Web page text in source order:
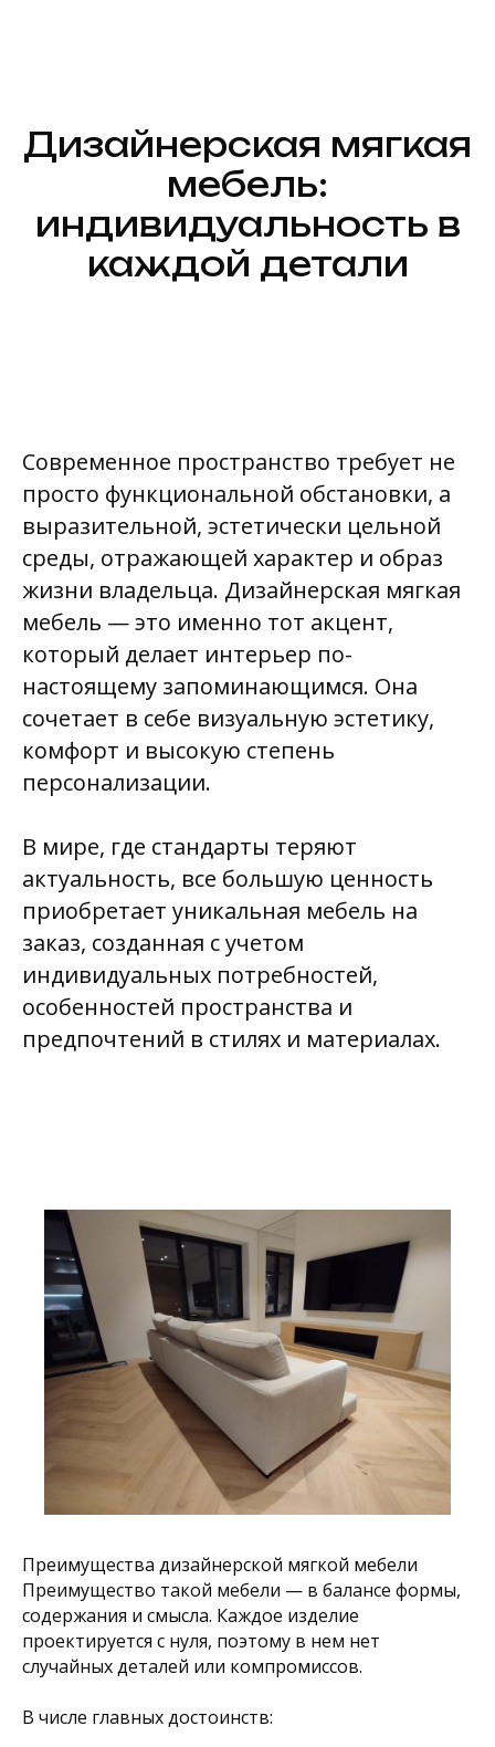
Покупателю
Дизайнерам
Дизайнерская мягкая
мебель:
индивидуальность в
каждой детали
Современное пространство требует не
просто функциональной обстановки, а
выразительной, эстетически цельной
среды, отражающей характер и образ
жизни владельца. Дизайнерская мягкая
мебель — это именно тот акцент,
который делает интерьер по-
настоящему запоминающимся. Она
сочетает в себе визуальную эстетику,
комфорт и высокую степень
персонализации.
В мире, где стандарты теряют
актуальность, все большую ценность
приобретает уникальная мебель на
заказ, созданная с учетом
индивидуальных потребностей,
особенностей пространства и
предпочтений в стилях и материалах.
Преимущества дизайнерской мягкой мебели
Преимущество такой мебели — в балансе формы,
содержания и смысла. Каждое изделие
проектируется с нуля, поэтому в нем нет
случайных деталей или компромиссов.
В числе главных достоинств: